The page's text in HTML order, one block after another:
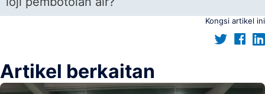
Kongsi artikel ini
Artikel berkaitan